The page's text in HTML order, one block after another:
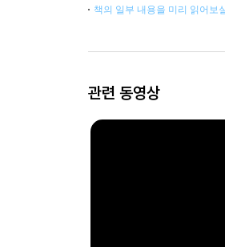
책의 일부 내용을 미리 읽어보
관련 동영상